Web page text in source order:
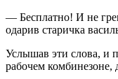
— Бесплатно! И не
одарив старичка
Услышав эти слова, и
рабочем комбинезоне,